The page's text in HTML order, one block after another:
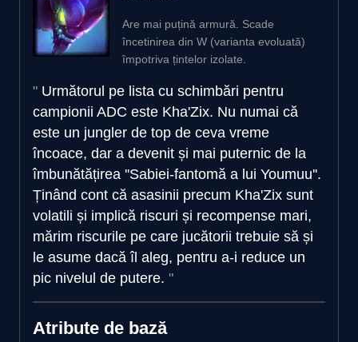
Are mai puțină armură. Scade
încetinirea din W (varianta evoluată)
împotriva țintelor izolate.
Următorul pe lista cu schimbări pentru
campionii ADC este Kha'Zix. Nu numai că
este un jungler de top de ceva vreme
încoace, dar a devenit și mai puternic de la
îmbunătățirea ''Sabiei-fantomă a lui Youmuu''.
Ținând cont că asasinii precum Kha'Zix sunt
volatili și implică riscuri și recompense mari,
mărim riscurile pe care jucătorii trebuie să și
le asume dacă îl aleg, pentru a-i reduce un
pic nivelul de putere.
Atribute de bază